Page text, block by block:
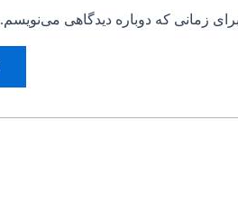
زمانی که دوباره دیدگاهی می‌نویسم.